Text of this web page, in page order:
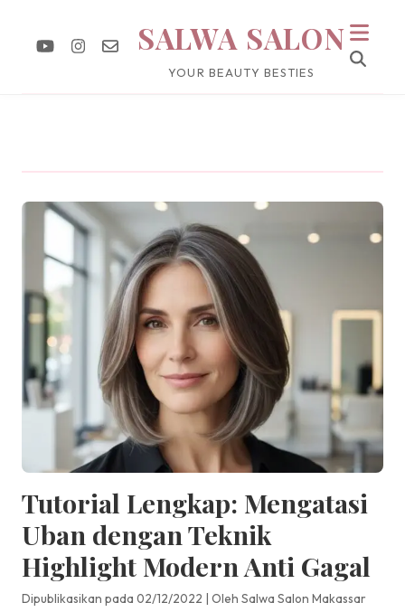
SALWA SALON
YOUR BEAUTY BESTIES
Tutorial Lengkap: Mengatasi
Uban dengan Teknik
Highlight Modern Anti Gagal
Dipublikasikan pada 02/12/2022 | Oleh Salwa Salon Makassar